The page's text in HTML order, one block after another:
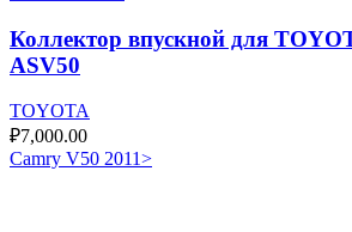
Коллектор впускной для
ASV50
TOYOTA
₽7,000.00
Camry V50 2011>